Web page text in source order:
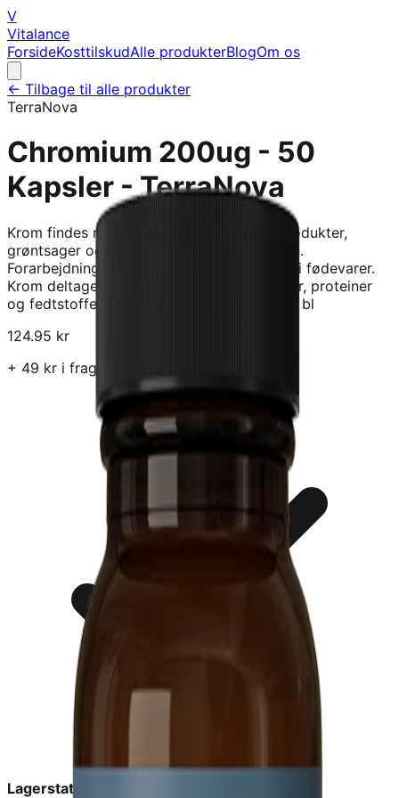
V
Vitalance
ForsideKosttilskudAlle produkterBlogOm os
← Tilbage til alle produkter
TerraNova
Chromium 200ug - 50
Kapsler - TerraNova
Krom findes naturligt i frugter, fuldkornsprodukter,
grøntsager og krydderier og findes i jorden.
Forarbejdning reducerer indholdet af krom i fødevarer.
Krom deltager i omdannelsen af kulhydrater, proteiner
og fedtstoffer til energi og i at afbalancere bl
124.95 kr
+ 49 kr i fragt
Lagerstatus: